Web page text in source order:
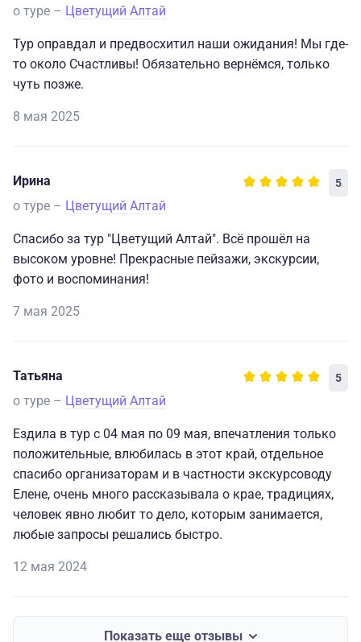
о туре – Цветущий Алтай
Тур оправдал и предвосхитил наши ожидания! Мы где-
то около Счастливы! Обязательно вернёмся, только
чуть позже.
8 мая 2025
Ирина 5
о туре – Цветущий Алтай
Спасибо за тур "Цветущий Алтай". Всё прошёл на
высоком уровне! Прекрасные пейзажи, экскурсии,
фото и воспоминания!
7 мая 2025
Татьяна 5
о туре – Цветущий Алтай
Ездила в тур с 04 мая по 09 мая, впечатления только
положительные, влюбилась в этот край, отдельное
спасибо организаторам и в частности экскурсоводу
Елене, очень много рассказывала о крае, традициях,
человек явно любит то дело, которым занимается,
любые запросы решались быстро.
12 мая 2024
Показать еще отзывы